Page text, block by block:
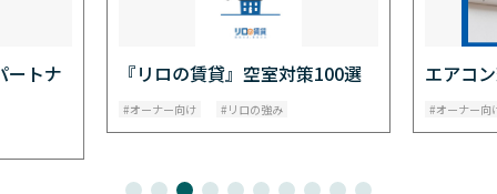
ートナ 『リロの賃貸』空室対策100選
オーナー向け リロの強み
エアコ
オーナー向